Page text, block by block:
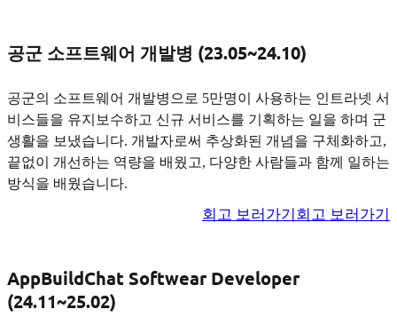
공군 소프트웨어 개발병 (23.05~24.10)
공군의 소프트웨어 개발병으로 5만명이 사용하는 인트라넷 서
비스들을 유지보수하고 신규 서비스를 기획하는 일을 하며 군
생활을 보냈습니다. 개발자로써 추상화된 개념을 구체화하고,
끝없이 개선하는 역량을 배웠고, 다양한 사람들과 함께 일하는
방식을 배웠습니다.
회고 보러가기 회고 보러가기
AppBuildChat Softwear Developer
(24.11~25.02)